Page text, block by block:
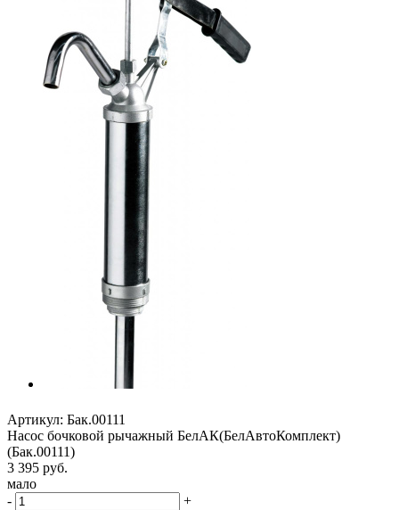
Артикул: Бак.00111
Насос бочковой рычажный БелАК(БелАвтоКомплект)
(Бак.00111)
3 395 руб.
мало
-
+